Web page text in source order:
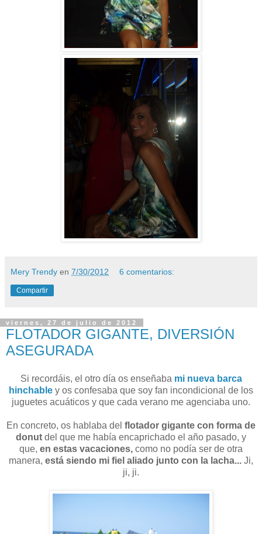
Mery Trendy en 7/30/2012 6 comentarios:
Compartir
viernes, 27 de julio de 2012
FLOTADOR GIGANTE, DIVERSIÓN
ASEGURADA
Si recordáis, el otro día os enseñaba mi nueva barca
hinchable y os confesaba que soy fan incondicional de los
juguetes acuáticos y que cada verano me agenciaba uno.
En concreto, os hablaba del flotador gigante con forma de
donut del que me había encaprichado el año pasado, y
que, en estas vacaciones, como no podía ser de otra
manera, está siendo mi fiel aliado junto con la lacha... Ji,
ji, ji.